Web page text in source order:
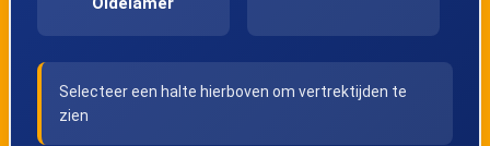
Selecteer een halte hierboven om vertrektijden te
zien